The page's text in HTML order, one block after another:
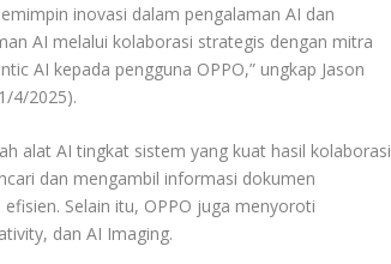
inovasi dalam pengalaman AI dan
AI melalui kolaborasi strategis dengan mitra
AI kepada pengguna OPPO,” ungkap Jason
4/2025).
alat AI tingkat sistem yang kuat hasil kolaborasi
dan mengambil informasi dokumen
Selain itu, OPPO juga menyoroti
dan AI Imaging.